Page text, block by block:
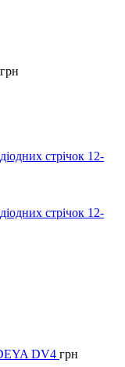
грн
стрічок 12-
стрічок 12-
DV4 грн